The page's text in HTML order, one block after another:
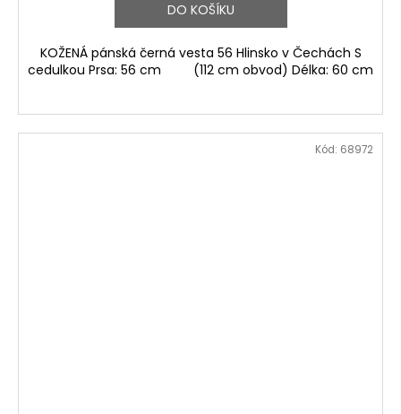
DO KOŠÍKU
KOŽENÁ pánská černá vesta 56 Hlinsko v Čechách S
cedulkou Prsa: 56 cm (112 cm obvod) Délka: 60 cm
Kód: 68972